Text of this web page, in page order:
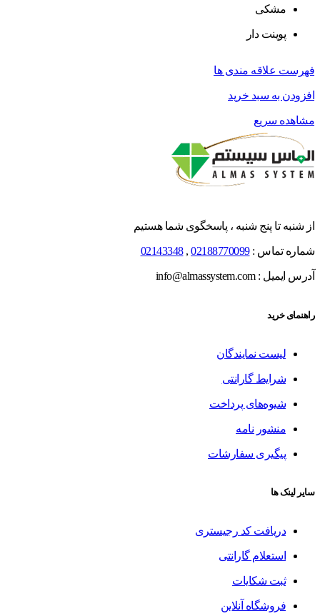
مشکی
پوینت دار
فهرست علاقه مندی ها
افزودن به سبد خرید
مشاهده سریع
از شنبه تا پنج شنبه ، پاسخگوی شما هستیم
شماره تماس :02188770099
,
02143348
آدرس ایمیل : info@almassystem.com
راهنمای خرید
لیست نمایندگان
شرایط گارانتی
شیوه‌های پرداخت
منشور نامه
پیگیری سفارشات
سایر لینک ها
دریافت کد رجیستری
استعلام گارانتی
ثبت شکایات
فروشگاه آنلاین